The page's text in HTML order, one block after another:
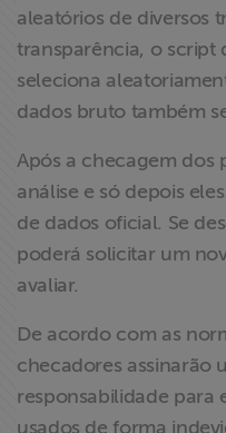
aleatórios de diversos
transparência, o script
seleciona
dados bruto também
Após a checagem dos
análise e só depois
de dados oficial. Se
poderá solicitar um
avaliar.
De acordo com as
checadores assinarão
responsabilidade para
usados de forma